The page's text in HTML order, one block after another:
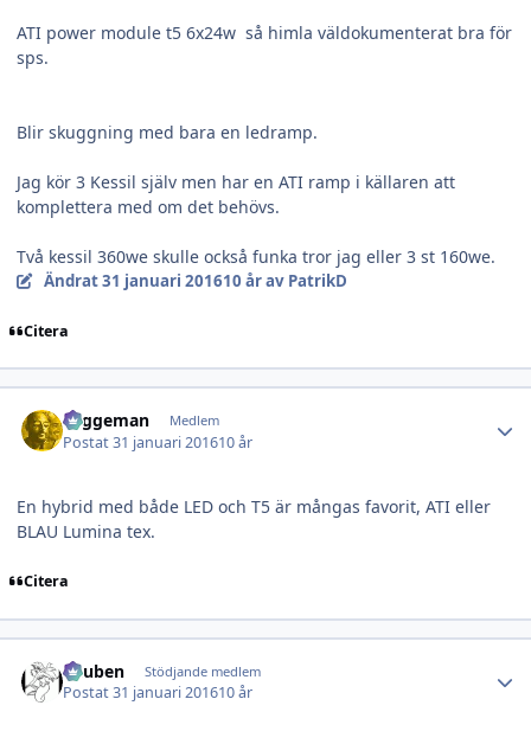
ATI power module t5 6x24w så himla väldokumenterat bra för
sps.
Blir skuggning med bara en ledramp.
Jag kör 3 Kessil själv men har en ATI ramp i källaren att
komplettera med om det behövs.
Två kessil 360we skulle också funka tror jag eller 3 st 160we.
Ändrat31 januari 201610 årav PatrikD
Citera
Laggeman Medlem
Postat31 januari 201610 år
En hybrid med både LED och T5 är mångas favorit, ATI eller
BLAU Lumina tex.
Citera
Reuben Stödjande medlem
Postat31 januari 201610 år